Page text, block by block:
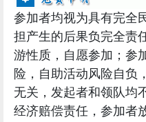
参加者均视为具有完全
担产生的后果负完全责
游性质，自愿参加 ；参
险，自助活动风险自负
无关，发起者和领队均
经济赔偿责任，参加者